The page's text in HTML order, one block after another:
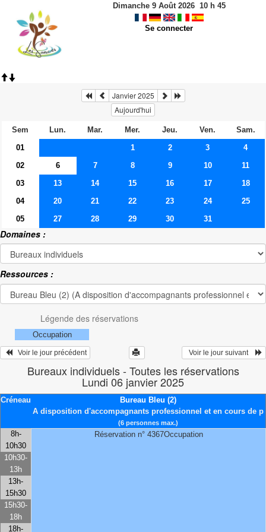
Dimanche 9 Août 2026 10h 45
Se connecter
Janvier 2025
Aujourd'hui
Sem Lun. Mar. Mer. Jeu. Ven.
Sam.
01
1 2 3
4
02
6 7 8 9 10
11
03
13 14 15 16 17
18
04
20 21 22 23 24
25
05
27 28 29 30 31
Domaines :
Ressources :
Légende des réservations
Occupation
   Voir le jour précédent
  Voir le jour suivant
Bureaux individuels - Toutes les réservations
Lundi 06 janvier 2025
Créneau
Bureau Bleu (2)
A disposition d'accompagnants professionnel et en cours de p
(6 personnes max.)
8h-
10h30
Réservation n° 4367Occupation
10h30-
13h
13h-
15h30
15h30-
18h
18h-